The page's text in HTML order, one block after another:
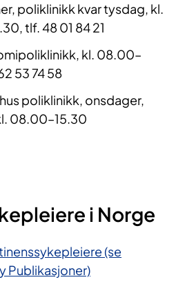
poliklinikk kvar tysdag, kl.
tlf. 48 01 84 21
kl. 08.00–
53 74 58
poliklinikk, onsdager,
08.00–15.30
i Norge
(se
Publikasjoner)